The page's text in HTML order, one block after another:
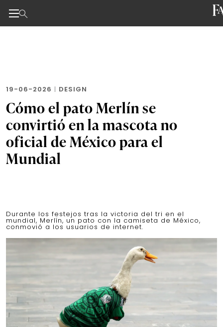
19-06-2026 | DESIGN
Cómo el pato Merlín se
convirtió en la mascota no
oficial de México para el
Mundial
Durante los festejos tras la victoria del tri en el
mundial, Merlín, un pato con la camiseta de México,
conmovió a los usuarios de internet.